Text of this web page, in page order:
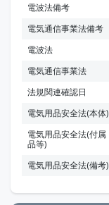
電波法備考
電気通信事業法備考
電波法
電気通信事業法
法規関連確認日
電気用品安全法(本体)
電気用品安全法(付属
品等)
電気用品安全法(備考)